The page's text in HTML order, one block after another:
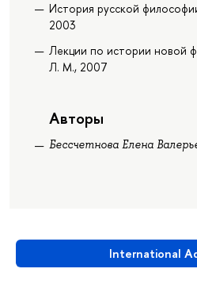
International
История русской
2003
Лекции по истории новой
Л. М., 2007
Авторы
Бессчетнова Елена